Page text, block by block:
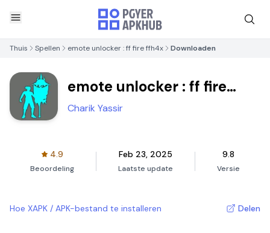
Thuis Spellen emote unlocker : ff fire ffh4x Downloaden
emote unlocker : ff fire
ffh4x
Charik Yassir
4.9
Beoordeling
Feb 23, 2025
Laatste update
9.8
Versie
Hoe XAPK / APK-bestand te installeren Delen